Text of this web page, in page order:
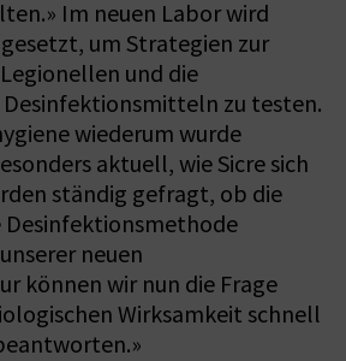
Im neuen Labor wird
um Strategien zur
und die
zu testen.
wiederum wurde
aktuell, wie Sicre sich
ständig gefragt, ob die
Desinfektionsmethode
neuen
können wir nun die Frage
Wirksamkeit schnell